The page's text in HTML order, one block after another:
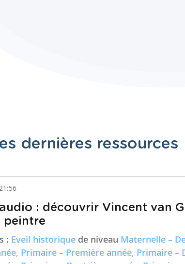
dernières ressources
: découvrir Vincent van
peintre
: Eveil historique de niveau Maternelle –
Primaire – Première année, Primaire –